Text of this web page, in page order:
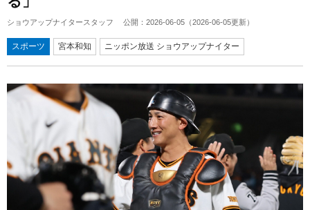
ショウアップナイタースタッフ 公開： 2026-06-05 （2026-06-05更新）
スポーツ 宮本和知 ニッポン放送 ショウアップナイター